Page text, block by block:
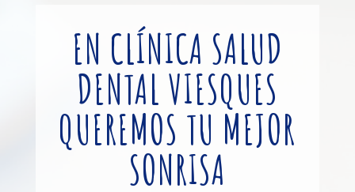
EN CLÍNICA SALUD
DENTAL VIESQUES
QUEREMOS TU MEJOR
SONRISA